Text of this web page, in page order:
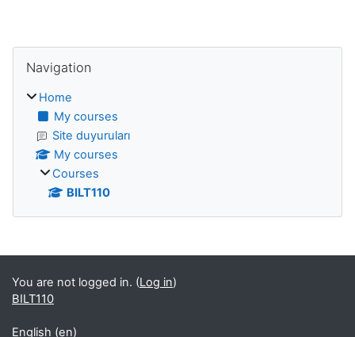
Blocks
Navigation
Home
My courses
Site duyuruları
My courses
Courses
BILT110
Blocks
You are not logged in. (Log in)
BILT110
English ‎(en)‎